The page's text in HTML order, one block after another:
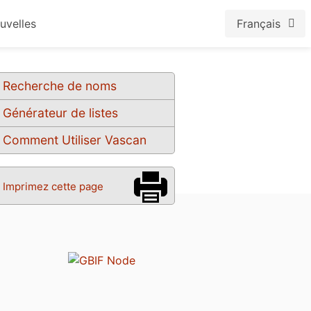
Français
Recherche de noms
Générateur de listes
Comment Utiliser Vascan
Imprimez cette page